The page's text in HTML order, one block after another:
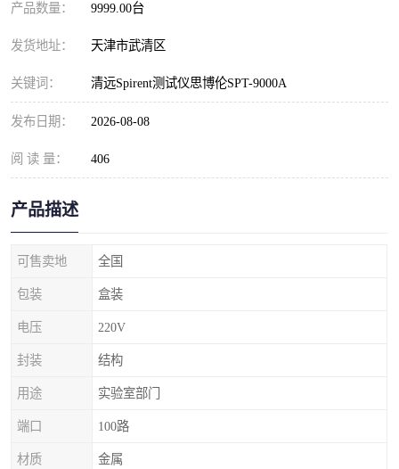
产品数量： 9999.00台
发货地址： 天津市武清区
关键词： 清远Spirent测试仪思博伦SPT-9000A
发布日期： 2026-08-08
阅 读 量： 406
产品描述
可售卖地 全国
包装 盒装
电压 220V
封装 结构
用途 实验室部门
端口 100路
材质 金属